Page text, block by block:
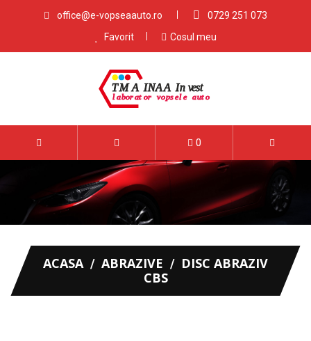
office@e-vopseaauto.ro
0729 251 073
Favorit
Cosul meu
0
ACASA ABRAZIVE
DISC ABRAZIV
CBS